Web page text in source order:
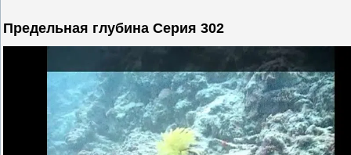
Предельная глубина Серия 302